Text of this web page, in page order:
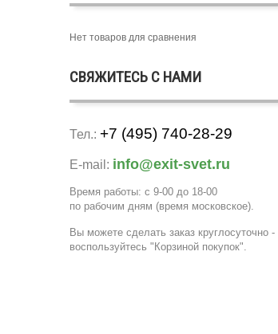
Нет товаров для сравнения
СВЯЖИТЕСЬ С НАМИ
Тел.: +7 (495) 740-28-29
E-mail: info@exit-svet.ru
Время работы: с 9-00 до 18-00
по рабочим дням (время московское).
Вы можете сделать заказ круглосуточно -
воспользуйтесь "Корзиной покупок".